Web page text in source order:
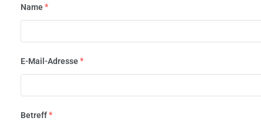
Name*
E-Mail-Adresse*
Betreff*